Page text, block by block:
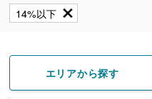
14%以下
エリアから探す